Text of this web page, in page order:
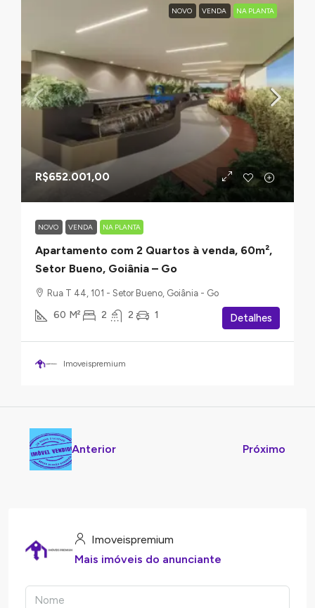
NOVO VENDA NA PLANTA
R$652.001,00
NOVO VENDA NA PLANTA
Apartamento com 2 Quartos à venda, 60m²,
Setor Bueno, Goiânia – Go
Rua T 44, 101 - Setor Bueno, Goiânia - Go
60 M² 2 2 1 Detalhes
Imoveispremium
Anterior Próximo
Imoveispremium
Mais imóveis do anunciante